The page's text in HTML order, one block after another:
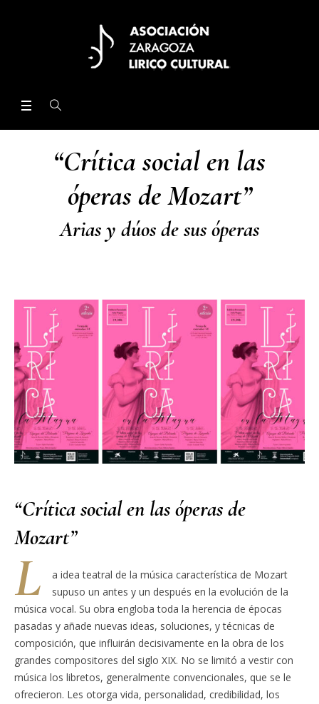
“Crítica social en las
óperas de Mozart”
Arias y dúos de sus óperas
“Crítica social en las óperas de
Mozart”
L
a idea teatral de la música característica de Mozart
supuso un antes y un después en la evolución de la
música vocal. Su obra engloba toda la herencia de épocas
pasadas y añade nuevas ideas, soluciones, y técnicas de
composición, que influirán decisivamente en la obra de los
grandes compositores del siglo XIX. No se limitó a vestir con
música los libretos, generalmente convencionales, que se le
ofrecieron. Les otorga vida, personalidad, credibilidad, los